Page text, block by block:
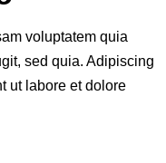
voluptatem quia
sed quia. Adipiscing
ut labore et dolore